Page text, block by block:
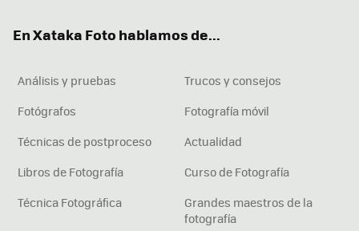
En Xataka Foto hablamos de...
Análisis y pruebas
Trucos y consejos
Fotógrafos
Fotografía móvil
Técnicas de postproceso
Actualidad
Libros de Fotografía
Curso de Fotografía
Técnica Fotográfica
Grandes maestros de la
fotografía